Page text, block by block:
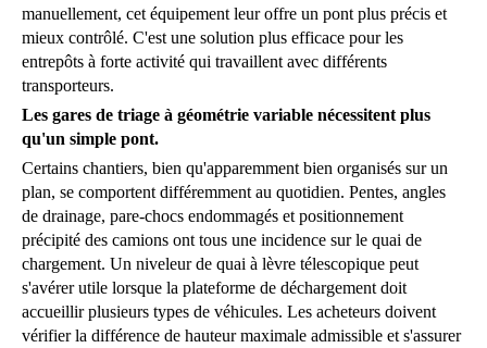
manuellement, cet équipement leur offre un pont plus précis et
mieux contrôlé. C'est une solution plus efficace pour les
entrepôts à forte activité qui travaillent avec différents
transporteurs.
Les gares de triage à géométrie variable nécessitent plus
qu'un simple pont.
Certains chantiers, bien qu'apparemment bien organisés sur un
plan, se comportent différemment au quotidien. Pentes, angles
de drainage, pare-chocs endommagés et positionnement
précipité des camions ont tous une incidence sur le quai de
chargement. Un niveleur de quai à lèvre télescopique peut
s'avérer utile lorsque la plateforme de déchargement doit
accueillir plusieurs types de véhicules. Les acheteurs doivent
vérifier la différence de hauteur maximale admissible et s'assurer